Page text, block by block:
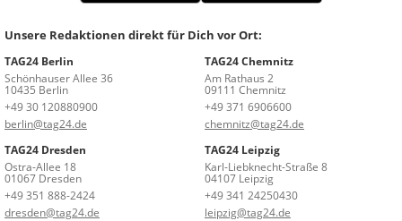
Unsere Redaktionen direkt für Dich vor Ort:
TAG24 Berlin
Schönhauser Allee 36
10435 Berlin
+49 30 120880900
berlin@tag24.de
TAG24 Chemnitz
Am Rathaus 2
09111 Chemnitz
+49 371 6906600
chemnitz@tag24.de
TAG24 Dresden
Ostra-Allee 18
01067 Dresden
+49 351 888-2424
dresden@tag24.de
TAG24 Leipzig
Karl-Liebknecht-Straße 8
04107 Leipzig
+49 341 24250430
leipzig@tag24.de